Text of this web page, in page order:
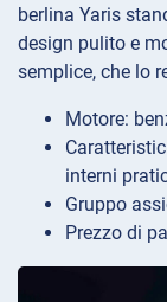
berlina Yaris
design pulito e
semplice, che lo
Motore:
interni
Gruppo
Prezzo di